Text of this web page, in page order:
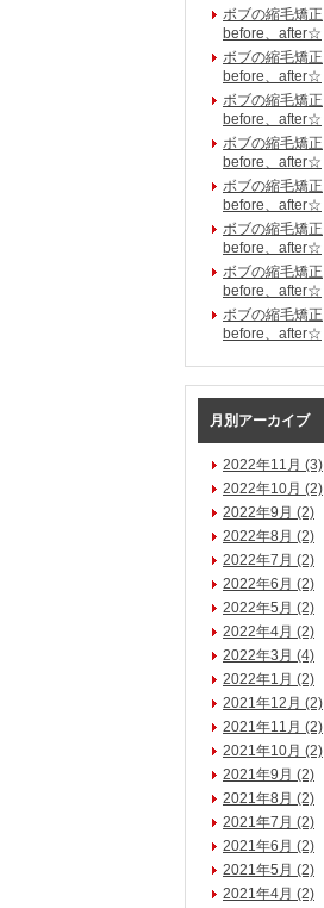
ボブの縮毛矯正
before、after☆
ボブの縮毛矯正
before、after☆
ボブの縮毛矯正
before、after☆
ボブの縮毛矯正
before、after☆
ボブの縮毛矯正
before、after☆
ボブの縮毛矯正
before、after☆
ボブの縮毛矯正
before、after☆
ボブの縮毛矯正
before、after☆
月別アーカイブ
2022年11月 (3)
2022年10月 (2)
2022年9月 (2)
2022年8月 (2)
2022年7月 (2)
2022年6月 (2)
2022年5月 (2)
2022年4月 (2)
2022年3月 (4)
2022年1月 (2)
2021年12月 (2)
2021年11月 (2)
2021年10月 (2)
2021年9月 (2)
2021年8月 (2)
2021年7月 (2)
2021年6月 (2)
2021年5月 (2)
2021年4月 (2)